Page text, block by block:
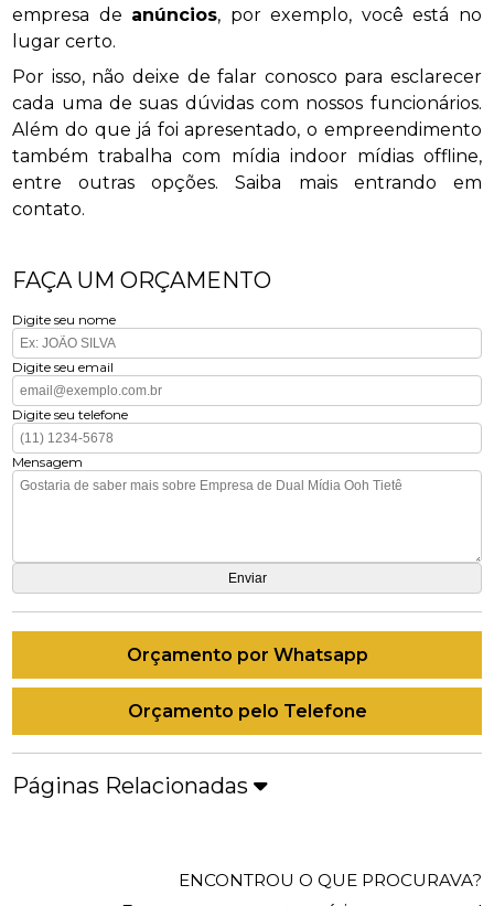
empresa de anúncios, por exemplo, você está no
lugar certo.
Por isso, não deixe de falar conosco para esclarecer
cada uma de suas dúvidas com nossos funcionários.
Além do que já foi apresentado, o empreendimento
também trabalha com mídia indoor mídias offline,
entre outras opções. Saiba mais entrando em
contato.
FAÇA UM ORÇAMENTO
Digite seu nome
Digite seu email
Digite seu telefone
Mensagem
Orçamento por Whatsapp
Orçamento pelo Telefone
Páginas Relacionadas
ENCONTROU O QUE PROCURAVA?